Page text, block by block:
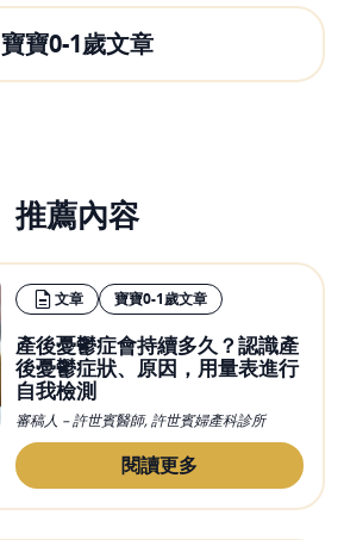
寶寶0-1歲文章
推薦內容
文章 寶寶0-1歲文章
產後憂鬱症會持續多久？認識產
後憂鬱症狀、原因，用量表進行
自我檢測
審稿人 – 許世賓醫師, 許世賓婦產科診所
閱讀更多